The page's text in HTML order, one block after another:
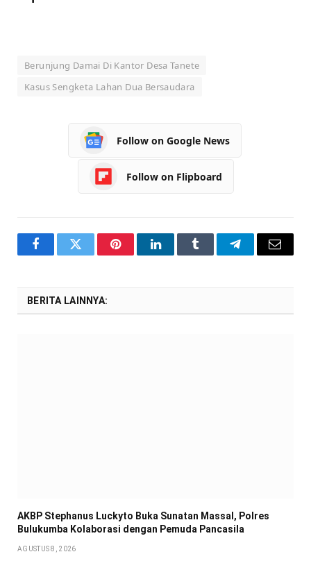
Berunjung Damai Di Kantor Desa Tanete
Kasus Sengketa Lahan Dua Bersaudara
Follow on Google News
Follow on Flipboard
FacebookTwitter PinterestLinkedInTumblr TelegramEmail
BERITA LAINNYA:
AKBP Stephanus Luckyto Buka Sunatan Massal, Polres
Bulukumba Kolaborasi dengan Pemuda Pancasila
AGUSTUS 8, 2026